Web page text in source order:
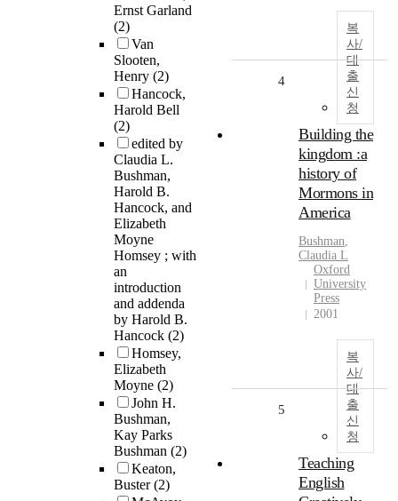
Ernst Garland
(2)
Van
Slooten,
Henry (2)
Hancock,
Harold Bell
(2)
edited by
Claudia L.
Bushman,
Harold B.
Hancock, and
Elizabeth
Moyne
Homsey ; with
an
introduction
and addenda
by Harold B.
Hancock (2)
Homsey,
Elizabeth
Moyne (2)
John H.
Bushman,
Kay Parks
Bushman (2)
Keaton,
Buster(2)
복
사/
대
출
신
청
4
Building the
kingdom :a
history of
Mormons in
America
Bushman,
Claudia L
Oxford
University
Press
2001
복
사/
대
출
신
청
5
Teaching
English